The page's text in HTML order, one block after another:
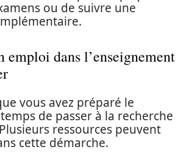
ou de suivre une
emploi dans l’enseignement
vous avez préparé le
de passer à la recherche
ressources peuvent
cette démarche.